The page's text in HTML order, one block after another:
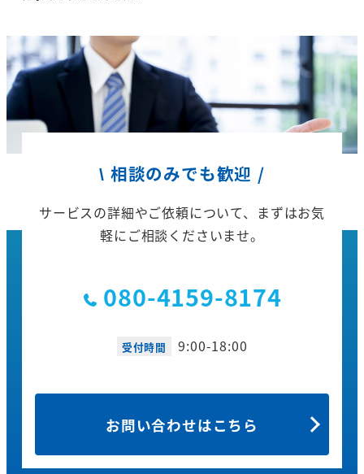
\ 相談のみでも歓迎 /
サービスの詳細やご依頼について、
まずはお気
軽にご相談くださいませ。
080-4159-8174
受付時間 9:00-18:00
お問い合わせはこちら